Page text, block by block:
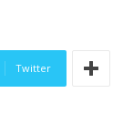
Twitter